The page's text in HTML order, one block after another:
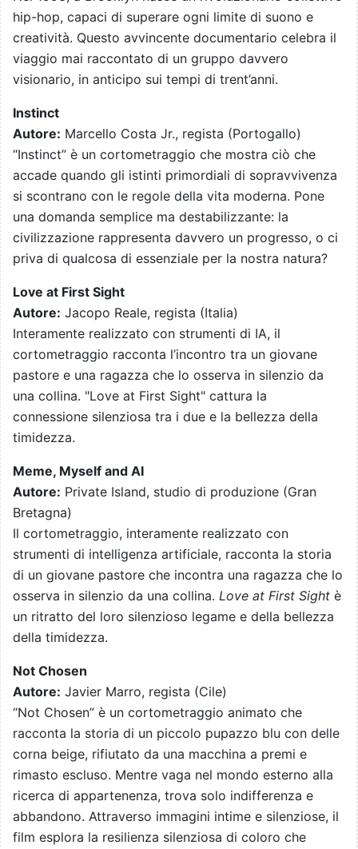
hip-hop, capaci di superare ogni limite di suono e
creatività. Questo avvincente documentario celebra il
viaggio mai raccontato di un gruppo davvero
visionario, in anticipo sui tempi di trent’anni.
Instinct
Autore: Marcello Costa Jr., regista (Portogallo)
“Instinct” è un cortometraggio che mostra ciò che
accade quando gli istinti primordiali di sopravvivenza
si scontrano con le regole della vita moderna. Pone
una domanda semplice ma destabilizzante: la
civilizzazione rappresenta davvero un progresso, o ci
priva di qualcosa di essenziale per la nostra natura?
Love at First Sight
Autore: Jacopo Reale, regista (Italia)
Interamente realizzato con strumenti di IA, il
cortometraggio racconta l’incontro tra un giovane
pastore e una ragazza che lo osserva in silenzio da
una collina. "Love at First Sight" cattura la
connessione silenziosa tra i due e la bellezza della
timidezza.
Meme, Myself and AI
Autore: Private Island, studio di produzione (Gran
Bretagna)
Il cortometraggio, interamente realizzato con
strumenti di intelligenza artificiale, racconta la storia
di un giovane pastore che incontra una ragazza che lo
osserva in silenzio da una collina. Love at First Sight è
un ritratto del loro silenzioso legame e della bellezza
della timidezza.
Not Chosen
Autore: Javier Marro, regista (Cile)
“Not Chosen” è un cortometraggio animato che
racconta la storia di un piccolo pupazzo blu con delle
corna beige, rifiutato da una macchina a premi e
rimasto escluso. Mentre vaga nel mondo esterno alla
ricerca di appartenenza, trova solo indifferenza e
abbandono. Attraverso immagini intime e silenziose, il
film esplora la resilienza silenziosa di coloro che